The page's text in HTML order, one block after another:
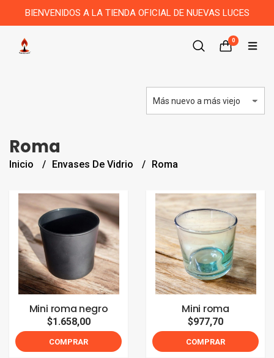
BIENVENIDOS A LA TIENDA OFICIAL DE NUEVAS LUCES
0
Roma
Inicio Envases De Vidrio Roma
Mini roma negro
$1.658,00
COMPRAR
Mini roma
$977,70
COMPRAR